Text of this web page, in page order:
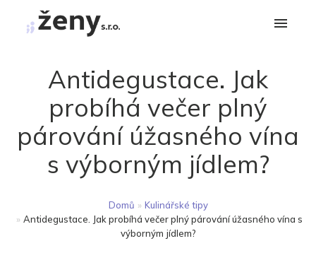
Antidegustace. Jak
probíhá večer plný
párování úžasného vína
s výborným jídlem?
Domů » Kulinářské tipy
» Antidegustace. Jak probíhá večer plný párování úžasného vína s
výborným jídlem?